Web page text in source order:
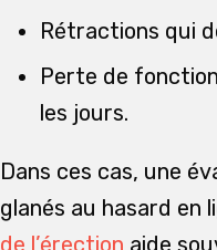
Rétractions qui
Perte de
les jours.
Dans ces cas, une
glanés au hasard en
de l’érection aide